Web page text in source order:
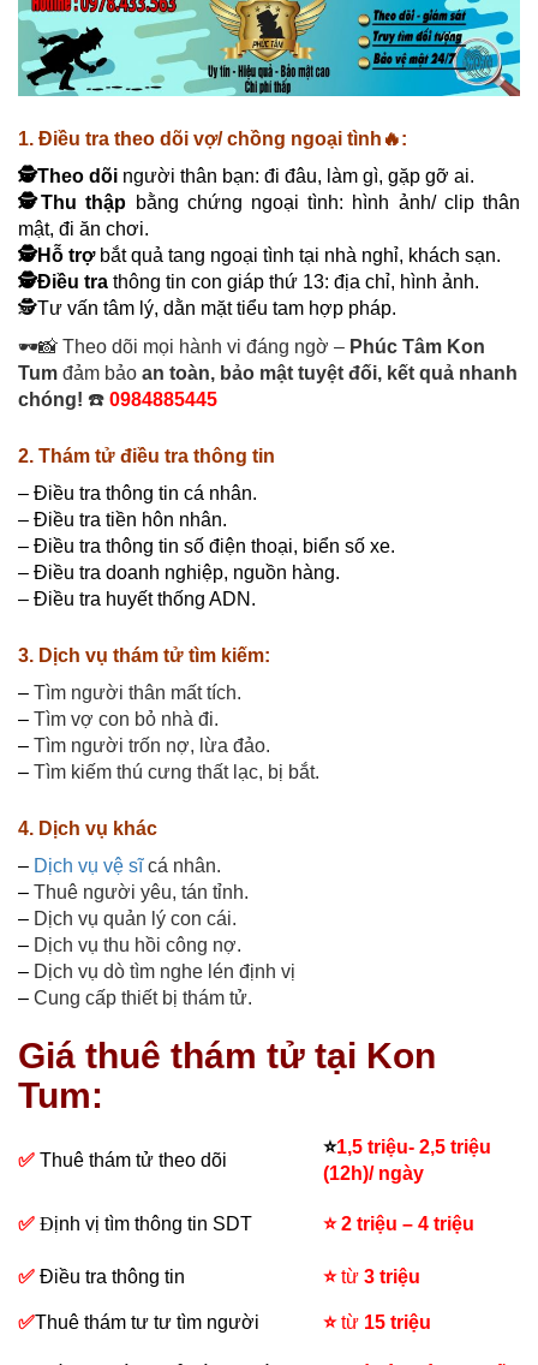
1. Điều tra theo dõi vợ/ chồng ngoại tình 🔥:
🕵️Theo dõi người thân bạn: đi đâu, làm gì, gặp gỡ ai.
🕵️Thu thập bằng chứng ngoại tình: hình ảnh/ clip thân
mật, đi ăn chơi.
🕵️Hỗ trợbắt quả tang ngoại tình tại nhà nghỉ, khách sạn.
🕵️Điều tra thông tin con giáp thứ 13: địa chỉ, hình ảnh.
🕵️Tư vấn tâm lý, dằn mặt tiểu tam hợp pháp.
🕶️📸 Theo dõi mọi hành vi đáng ngờ – Phúc Tâm Kon
Tum đảm bảo an toàn, bảo mật tuyệt đối, kết quả nhanh
chóng! ☎️ 0984885445
2. Thám tử điều tra thông tin
– Điều tra thông tin cá nhân.
– Điều tra tiền hôn nhân.
– Điều tra thông tin số điện thoại, biển số xe.
– Điều tra doanh nghiệp, nguồn hàng.
– Điều tra huyết thống ADN.
3. Dịch vụ thám tử tìm kiếm:
– Tìm người thân mất tích.
– Tìm vợ con bỏ nhà đi.
– Tìm người trốn nợ, lừa đảo.
– Tìm kiếm thú cưng thất lạc, bị bắt.
4. Dịch vụ khác
– Dịch vụ vệ sĩcá nhân.
– Thuê người yêu, tán tỉnh.
– Dịch vụ quản lý con cái.
– Dịch vụ thu hồi công nợ.
– Dịch vụ dò tìm nghe lén định vị
– Cung cấp thiết bị thám tử.
Giá thuê thám tử tại Kon
Tum:
✅ Thuê thám tử theo dõi
⭐1,5 triệu- 2,5 triệu
(12h)/ ngày
✅ Định vị tìm thông tin SDT ⭐2 triệu – 4 triệu
✅ Điều tra thông tin ⭐từ 3 triệu
✅Thuê thám tư tư tìm người ⭐từ 15 triệu